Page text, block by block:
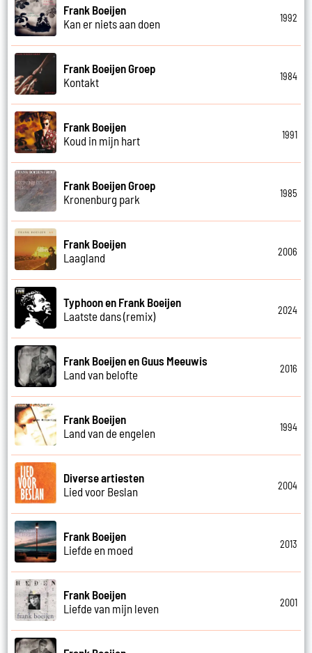
Frank Boeijen
Kan er niets aan doen
1992
Frank Boeijen Groep
Kontakt
1984
Frank Boeijen
Koud in mijn hart
1991
Frank Boeijen Groep
Kronenburg park
1985
Frank Boeijen
Laagland
2006
Typhoon en Frank Boeijen
Laatste dans (remix)
2024
Frank Boeijen en Guus Meeuwis
Land van belofte
2016
Frank Boeijen
Land van de engelen
1994
Diverse artiesten
Lied voor Beslan
2004
Frank Boeijen
Liefde en moed
2013
Frank Boeijen
Liefde van mijn leven
2001